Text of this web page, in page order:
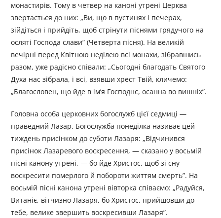
монастирів. Тому в четвер на каноні утрені Церква
звертається до них: „Ви, що в пустинях і печерах,
зійдіться і прийдіть, щоб стрінути піснями грядучого на
осляті Господа слави” (Четверта пісня). На великій
вечірні перед Квітною неділею всі монахи, зібравшись
разом, уже радісно співали: „Сьогодні благодать Святого
Духа нас зібрала, і всі, взявши хрест Твій, кличемо:
„Благословен, що йде в ім’я Господнє, осанна во вишніх”.
Головна особа церковних богослужб цієї седмиці —
праведний Лазар. Богослужба понеділка називає цей
тиждень присінком до суботи Лазаря: „Відчинився
присінок Лазаревого воскресення, — сказано у восьмій
пісні канону утрені, — бо йде Христос, щоб зі сну
воскресити померлого й побороти життям смерть”. На
восьмій пісні канона утрені вівторка співаємо: „Радуйся,
Витаніє, вітчизно Лазаря, бо Христос, прийшовши до
тебе, велике звершить воскресивши Лазаря”.